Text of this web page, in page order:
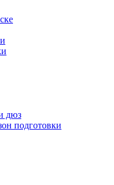
дюз
подготовки